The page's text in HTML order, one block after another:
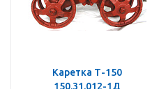
Каретка Т-150
150.31.012-1Д